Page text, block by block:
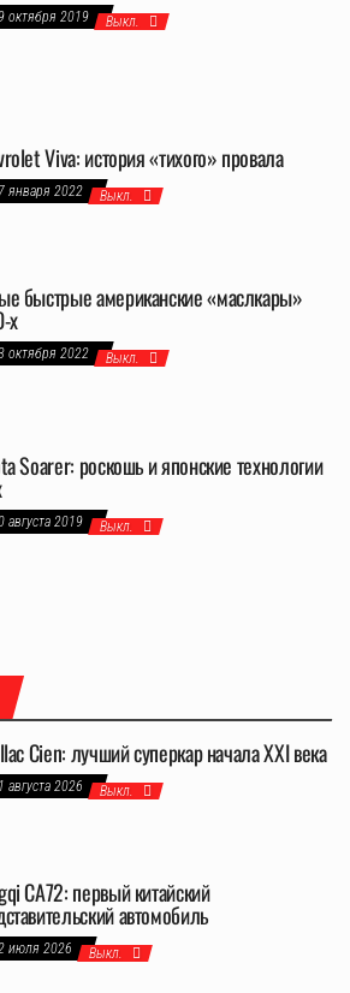
октября 2019 Выкл.
Viva: история «тихого» провала
января 2022 Выкл.
быстрые американские «маслкары»
х
октября 2022 Выкл.
Soarer: роскошь и японские технологии
августа 2019 Выкл.
Cien: лучший суперкар начала XXI века
августа 2026 Выкл.
CA72: первый китайский
автомобиль
июля 2026 Выкл.